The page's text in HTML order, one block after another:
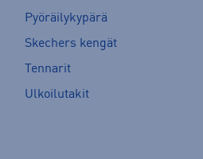
Pyöräilykypärä
Skechers kengät
Tennarit
Ulkoilutakit